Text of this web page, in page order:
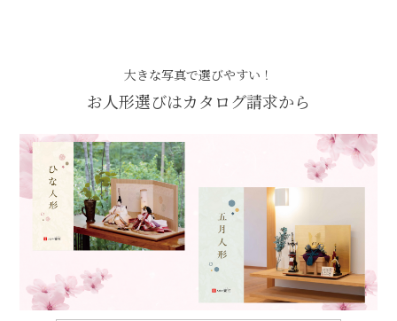
大きな写真で選びやすい！
お人形選びはカタログ請求から